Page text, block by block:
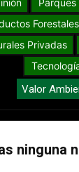
Forestales
Privadas
Valor
ninguna